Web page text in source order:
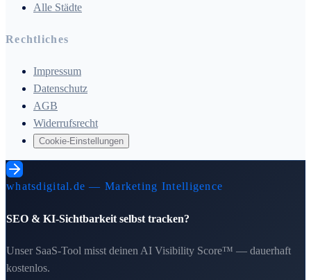
Alle Städte
Rechtliches
Impressum
Datenschutz
AGB
Widerrufsrecht
Cookie-Einstellungen
whatsdigital.de — Marketing Intelligence
SEO & KI-Sichtbarkeit selbst tracken?
Unser SaaS-Tool misst deinen AI Visibility Score™ — dauerhaft
kostenlos.